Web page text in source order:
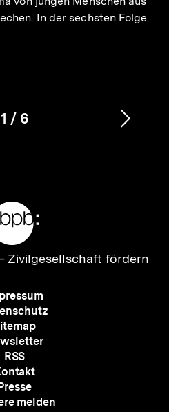
In der sechsten Folge
Karussellinhalt
1
von
/ 6
Zivilgesellschaft fördern
Meta-
Navigation
RSS
melden